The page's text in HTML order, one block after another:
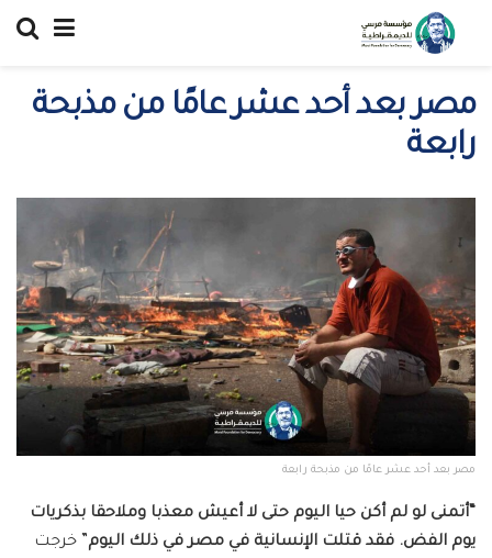
مصر بعد أحد عشر عامًا من مذبحة
رابعة
مصر بعد أحد عشر عامًا من مذبحة رابعة
“أتمنى لو لم أكن حيا اليوم حتى لا أعيش معذبا وملاحقا بذكريات
يوم الفض. فقد قتلت الإنسانية في مصر في ذلك اليوم” خرجت